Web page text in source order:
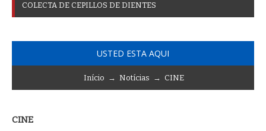
COLECTA DE CEPILLOS DE DIENTES
USTED ESTA AQUI
Início → Notícias → CINE
CINE